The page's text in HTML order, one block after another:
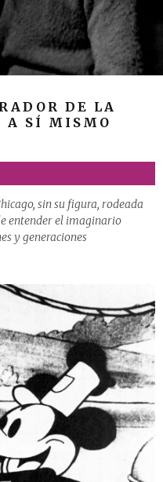
DE LA
A SÍ MISMO
sin su figura, rodeada
entender el imaginario
y generaciones